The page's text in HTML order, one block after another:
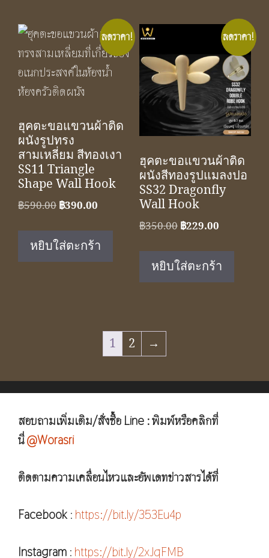
ลดราคา!
ฮุคตะขอแขวนผ้าติด
ผนังรูปทรง
สามเหลี่ยม สีทองเงา
SS11 Triangle
Shape Wall Hook
฿590.00 Original
was:
฿590.00.
฿390.00
฿390.00.
หยิบใส่ตะกร้า
ลดราคา!
ฮุคตะขอแขวนผ้าติด
ผนังสีทองรูปแมลงปอ
SS32 Dragonfly
Wall Hook
฿350.00 Original
was:
฿350.00.
฿229.00Current
฿229.00.
หยิบใส่ตะกร้า
1 2 →
สอบถามเพิ่มเติม/สั่งซื้อ Line : พิมพ์หรือคลิกที่
นี่@Worasri
ติดตามความเคลื่อนไหวและอัพเดทข่าวสารได้ที่
Facebook : https://bit.ly/353Eu4p
Instagram : https://bit.ly/2xJqFMB